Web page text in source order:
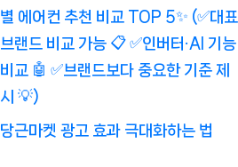
별 에어컨 추천 비교 TOP 5✨ (✅대표
브랜드 비교 가능 📋 ✅인버터·AI 기능
비교 🤖 ✅브랜드보다 중요한 기준 제
시 💡)
당근마켓 광고 효과 극대화하는 법